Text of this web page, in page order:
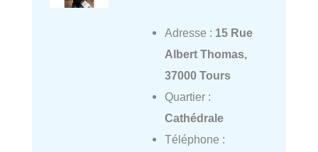
Adresse : 15 Rue
Albert Thomas,
37000 Tours
Quartier :
Cathédrale
Téléphone :